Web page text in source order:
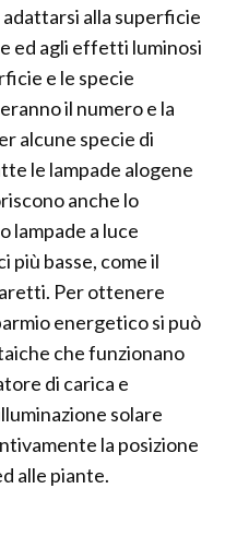
alla superficie
ed agli effetti luminosi
e le specie
il numero e la
alcune specie di
le lampade alogene
anche lo
lampade a luce
basse, come il
Per ottenere
energetico si può
che funzionano
di carica e
solare
la posizione
alle piante.